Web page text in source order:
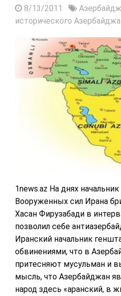
8/13/2011
исторического
1news.az На днях
Вооруженных сил Ирана
Хасан Фирузабади в
позволил себе
Иранский начальник
обвинениями, что в
притесняют мусульман и
мысль, что Азербайджан
народ здесь «аранский, в